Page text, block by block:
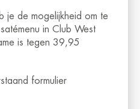
je de mogelijkheid om te
in Club West
is tegen 39,95
formulier